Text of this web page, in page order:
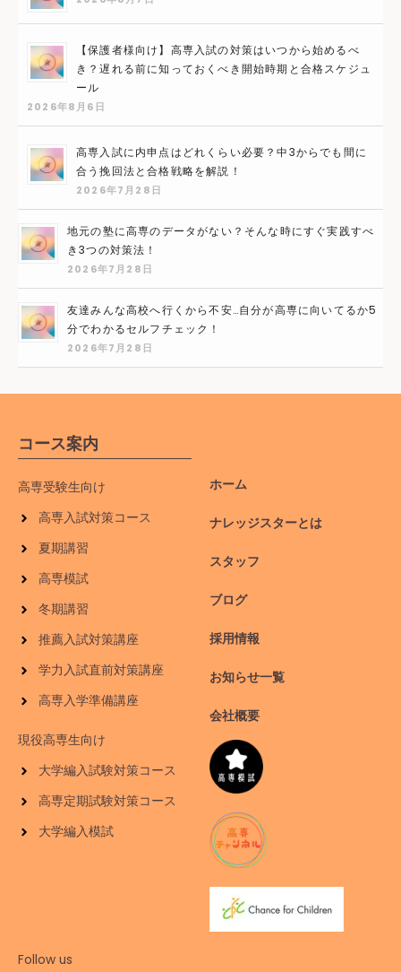
【保護者様向け】高専入試の対策はいつから始めるべ
き？遅れる前に知っておくべき開始時期と合格スケジュ
ール
2026年8月6日
高専入試に内申点はどれくらい必要？中3からでも間に
合う挽回法と合格戦略を解説！
2026年7月28日
地元の塾に高専のデータがない？そんな時にすぐ実践すべ
き3つの対策法！
2026年7月28日
友達みんな高校へ行くから不安…自分が高専に向いてるか5
分でわかるセルフチェック！
2026年7月28日
コース案内
高専受験生向け
高専入試対策コース
夏期講習
高専模試
冬期講習
推薦入試対策講座
学力入試直前対策講座
高専入学準備講座
現役高専生向け
大学編入試験対策コース
高専定期試験対策コース
大学編入模試
ホーム
ナレッジスターとは
スタッフ
ブログ
採用情報
お知らせ一覧
会社概要
Follow us